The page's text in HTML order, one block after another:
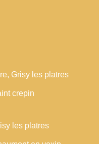
Grisy les platres
crepin
les platres